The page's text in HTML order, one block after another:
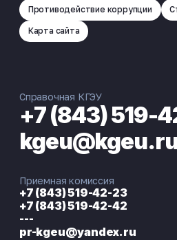
Противодействие коррупции
Карта сайта
Справочная КГЭУ
+7 (843) 519-
Приемная комиссия
+7 (843) 519-42-23
+7 (843) 519-42-42
---
pr-kgeu@yandex.ru